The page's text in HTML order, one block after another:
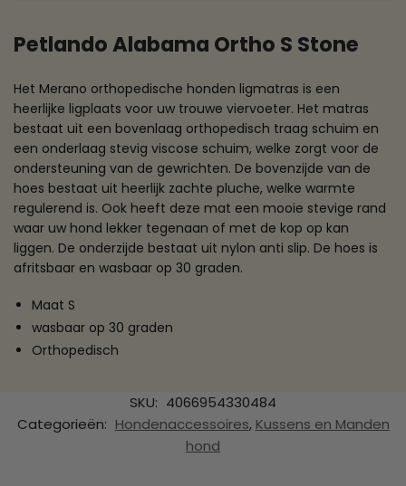
Petlando Alabama Ortho S Stone
Het Merano orthopedische honden ligmatras is een
heerlijke ligplaats voor uw trouwe viervoeter. Het matras
bestaat uit een bovenlaag orthopedisch traag schuim en
een onderlaag stevig viscose schuim, welke zorgt voor de
ondersteuning van de gewrichten. De bovenzijde van de
hoes bestaat uit heerlijk zachte pluche, welke warmte
regulerend is. Ook heeft deze mat een mooie stevige rand
waar uw hond lekker tegenaan of met de kop op kan
liggen. De onderzijde bestaat uit nylon anti slip. De hoes is
afritsbaar en wasbaar op 30 graden.
Maat S
wasbaar op 30 graden
Orthopedisch
SKU: 4066954330484
Categorieën: Hondenaccessoires, Kussens en Manden
hond